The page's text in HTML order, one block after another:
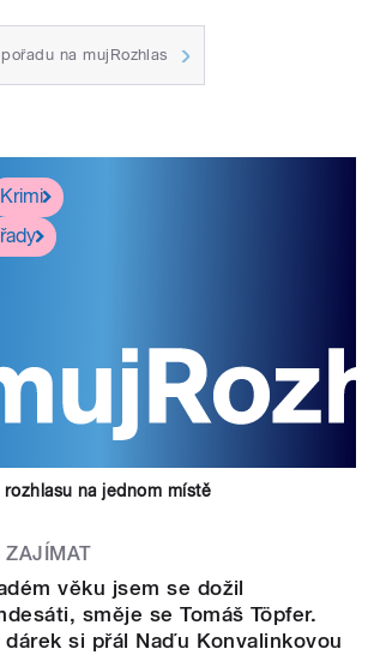
na mujRozhlas
Krimi
na jednom místě
ZAJÍMAT
věku jsem se dožil
směje se Tomáš Töpfer.
dárek si přál Naďu Konvalinkovou